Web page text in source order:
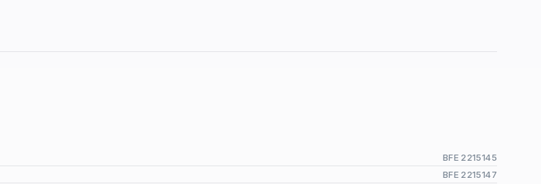
BFE 2215145
BFE 2215147